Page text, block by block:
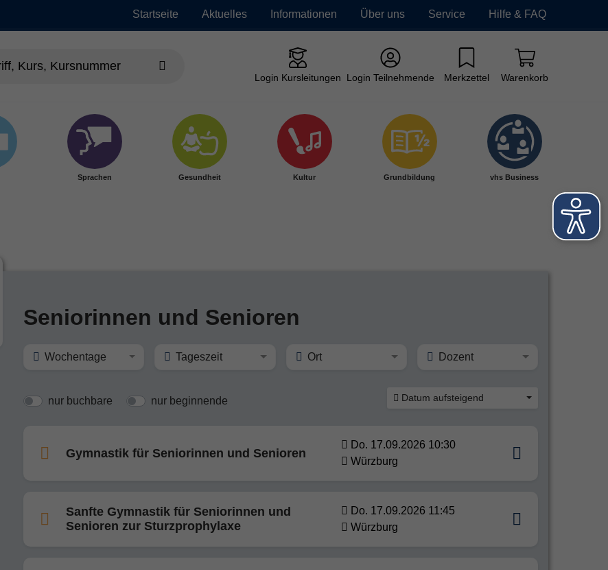
Startseite Aktuelles Informationen Über uns Service Hilfe & FAQ
Login Kursleitungen Login Teilnehmende Merkzettel Warenkorb
Sprachen Gesundheit Kultur Grundbildung vhs Business
Seniorinnen und Senioren
Wochentage Tageszeit Ort Dozent
nur buchbare nur beginnende Datum aufsteigend
Gymnastik für Seniorinnen und Senioren
Do. 17.09.2026 10:30
Würzburg
Sanfte Gymnastik für Seniorinnen und
Senioren zur Sturzprophylaxe
Do. 17.09.2026 11:45
Würzburg